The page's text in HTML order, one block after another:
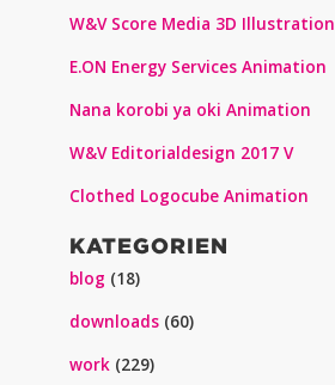
W&V Score Media 3D Illustration
E.ON Energy Services Animation
Nana korobi ya oki Animation
W&V Editorialdesign 2017 V
Clothed Logocube Animation
KATEGORIEN
blog (18)
downloads (60)
work (229)